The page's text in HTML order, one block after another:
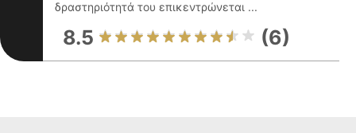
δραστηριότητά του επικεντρώνεται ...
8.5 (6)